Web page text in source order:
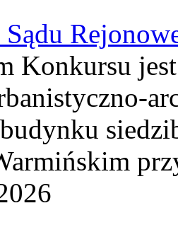
Sądu
Konkursu